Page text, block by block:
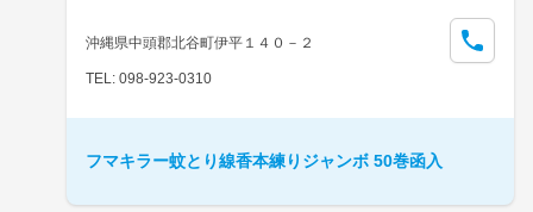
沖縄県中頭郡北谷町伊平１４０－２
TEL: 098-923-0310
フマキラー蚊とり線香本練りジャンボ 50巻函入